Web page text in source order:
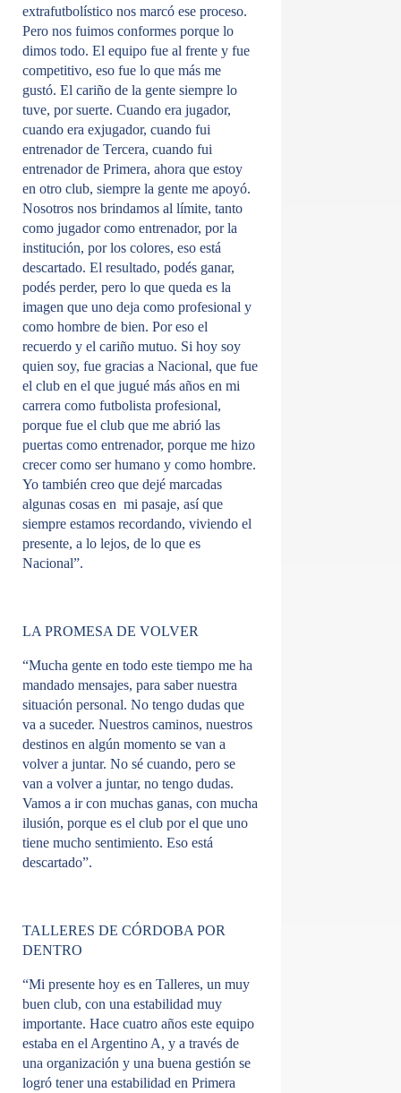
extrafutbolístico nos marcó ese proceso.
Pero nos fuimos conformes porque lo
dimos todo. El equipo fue al frente y fue
competitivo, eso fue lo que más me
gustó. El cariño de la gente siempre lo
tuve, por suerte. Cuando era jugador,
cuando era exjugador, cuando fui
entrenador de Tercera, cuando fui
entrenador de Primera, ahora que estoy
en otro club, siempre la gente me apoyó.
Nosotros nos brindamos al límite, tanto
como jugador como entrenador, por la
institución, por los colores, eso está
descartado. El resultado, podés ganar,
podés perder, pero lo que queda es la
imagen que uno deja como profesional y
como hombre de bien. Por eso el
recuerdo y el cariño mutuo. Si hoy soy
quien soy, fue gracias a Nacional, que fue
el club en el que jugué más años en mi
carrera como futbolista profesional,
porque fue el club que me abrió las
puertas como entrenador, porque me hizo
crecer como ser humano y como hombre.
Yo también creo que dejé marcadas
algunas cosas en mi pasaje, así que
siempre estamos recordando, viviendo el
presente, a lo lejos, de lo que es
Nacional”.
LA PROMESA DE VOLVER
“Mucha gente en todo este tiempo me ha
mandado mensajes, para saber nuestra
situación personal. No tengo dudas que
va a suceder. Nuestros caminos, nuestros
destinos en algún momento se van a
volver a juntar. No sé cuando, pero se
van a volver a juntar, no tengo dudas.
Vamos a ir con muchas ganas, con mucha
ilusión, porque es el club por el que uno
tiene mucho sentimiento. Eso está
descartado”.
TALLERES DE CÓRDOBA POR
DENTRO
“Mi presente hoy es en Talleres, un muy
buen club, con una estabilidad muy
importante. Hace cuatro años este equipo
estaba en el Argentino A, y a través de
una organización y una buena gestión se
logró tener una estabilidad en Primera